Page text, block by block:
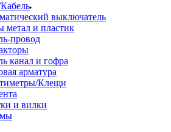
выключатель
и пластик
провод
канал и гофра
арматура
Клещи
и вилки